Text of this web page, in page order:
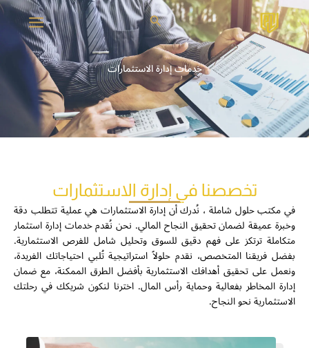
تخطي
إلى
المحتوى
البحث
خدمات إدارة الاستثمارات
تخصصنا في إدارة الاستثمارات
في مكتب حلول شاملة ، نُدرك أن إدارة الاستثمارات هي عملية تتطلب دقة
وخبرة عميقة لضمان تحقيق النجاح المالي. نحن نُقدم خدمات إدارة استثمار
متكاملة ترتكز على فهم دقيق للسوق وتحليل شامل للفرص الاستثمارية.
بفضل فريقنا المتخصص، نقدم حلولاً استراتيجية تُلبي احتياجاتك الفريدة،
ونعمل على تحقيق أهدافك الاستثمارية بأفضل الطرق الممكنة، مع ضمان
إدارة المخاطر بفعالية وحماية رأس المال. اخترنا لنكون شريكك في رحلتك
الاستثمارية نحو النجاح.